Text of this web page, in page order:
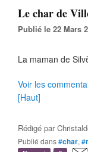
Le char de
Publié le 22 Mars
La maman de
Voir les
[Haut]
Rédigé par
Publié dans#char,